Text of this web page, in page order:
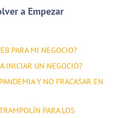
a Empezar
PARA MI NEGOCIO?
INICIAR UN NEGOCIO?
Y NO FRACASAR EN
PARA LOS